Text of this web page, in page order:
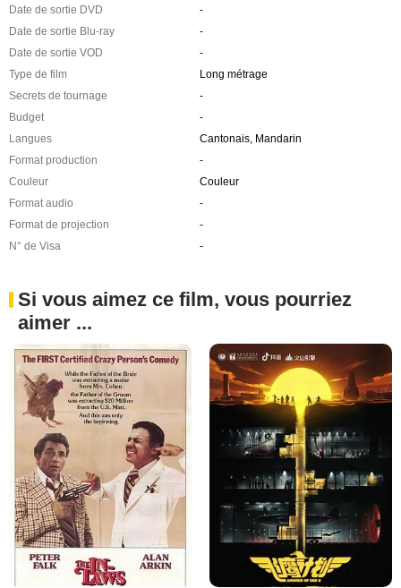
Date de sortie DVD
-
Date de sortie Blu-ray
-
Date de sortie VOD
-
Type de film
Long métrage
Secrets de tournage
-
Budget
-
Langues
Cantonais, Mandarin
Format production
-
Couleur
Couleur
Format audio
-
Format de projection
-
N° de Visa
-
Si vous aimez ce film, vous pourriez
aimer ...